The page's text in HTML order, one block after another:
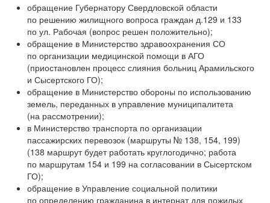
обращение Губернатору Свердловской области
по решению жилищного вопроса граждан д.129 и 133
по ул. Рабочая (вопрос решен положительно);
обращение в Министерство здравоохранения СО
по организации медицинской помощи в АГО
(приостановлен процесс слияния больниц Арамильского
и Сысертского ГО);
обращение в Министерство обороны по использованию
земель, переданных в управление муниципалитета
(на рассмотрении);
в Министерство транспорта по организации
пассажирских перевозок (маршруты № 138, 154, 199)
(138 маршрут будет работать круглогодично; работа
по маршрутам 154 и 199 на согласовании в Сысертском
ГО);
обращение в Управление социальной политики
по определению гражданина в интернат для пожилых